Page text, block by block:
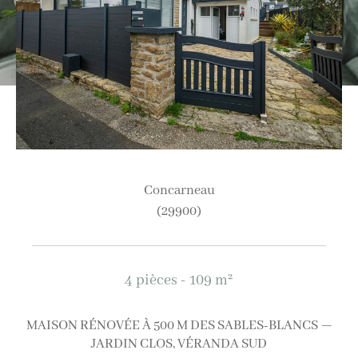
Concarneau
(29900)
4 pièces - 109 m²
MAISON RÉNOVÉE À 500 M DES SABLES-BLANCS —
JARDIN CLOS, VÉRANDA SUD
Ville
Budget
Budget
Surface